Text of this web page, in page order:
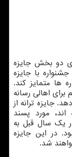
ی دو بخش جایزه
با جایزه
ها متمایز كند.
برای اهالی رسانه
جایزه ترانه از
مورد پسند
یك سال قبل به
در این جایزه
شد.